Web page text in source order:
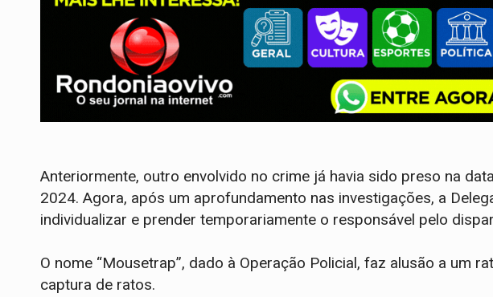
Anteriormente, outro envolvido no crime já havia sido preso na
2024. Agora, após um aprofundamento nas investigações, a
individualizar e prender temporariamente o responsável pelo
O nome “Mousetrap”, dado à Operação Policial, faz alusão a um
captura de ratos.